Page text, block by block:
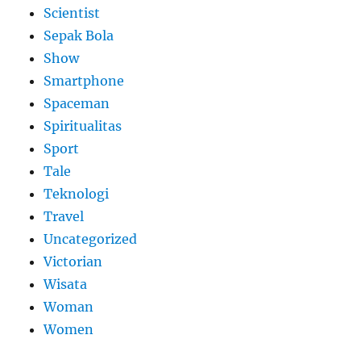
Scientist
Sepak Bola
Show
Smartphone
Spaceman
Spiritualitas
Sport
Tale
Teknologi
Travel
Uncategorized
Victorian
Wisata
Woman
Women